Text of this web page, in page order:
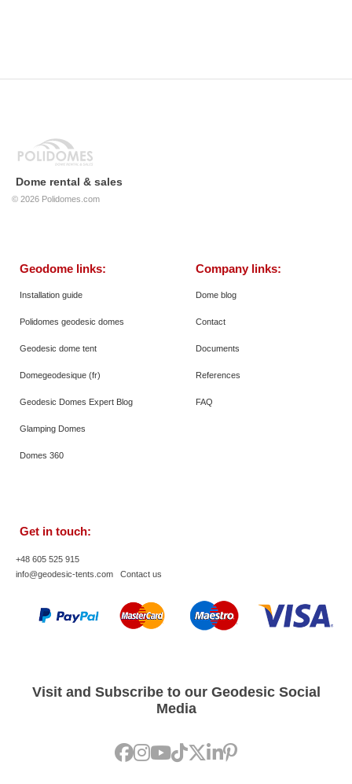
Dome rental & sales
© 2026 Polidomes.com
Geodome links:
Installation guide
Polidomes geodesic domes
Geodesic dome tent
Domegeodesique (fr)
Geodesic Domes Expert Blog
Glamping Domes
Domes 360
Company links:
Dome blog
Contact
Documents
References
FAQ
Get in touch:
+48 605 525 915
info@geodesic-tents.com
Contact us
Visit and Subscribe to our Geodesic Social
Media